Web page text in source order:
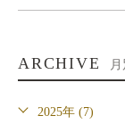
ARCHIVE
2025年 (7)